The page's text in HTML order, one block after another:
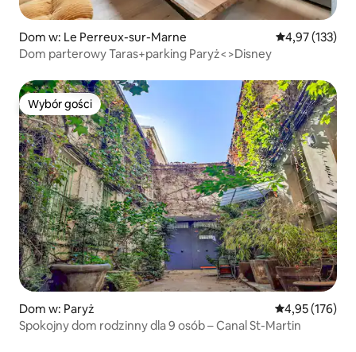
Dom w: Le Perreux-sur-Marne Średnia
4,97 (133)
Dom parterowy Taras+parking Paryż<>Disney
Wybór gości
Wybór gości
Dom w: Paryż Średnia
4,95 (176)
Spokojny dom rodzinny dla 9 osób – Canal St-Martin